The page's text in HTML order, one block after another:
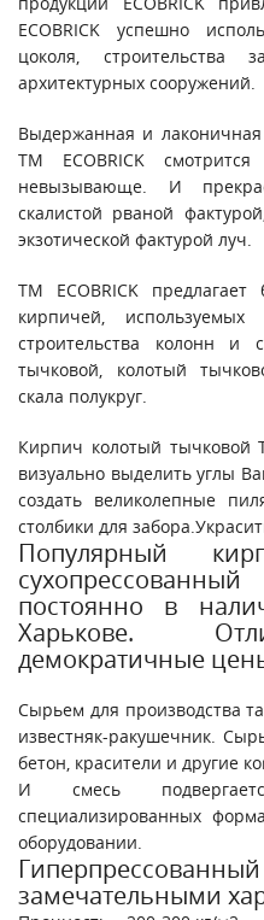
ECOBRICK успешно
цоколя, строительства
архитектурных сооружений.
Выдержанная и
ТМ ECOBRICK
невызывающе. И
скалистой рваной
экзотической фактурой луч.
ТМ ECOBRICK
кирпичей,
строительства колонн и
тычковой, колотый
скала полукруг.
Кирпич колотый тычковой
визуально выделить углы
создать великолепные
столбики для
Популярный
постоянно в
Харькове.
демократичные
Сырьем для производства
известняк-ракушечник.
бетон, красители и другие
И смесь
специализированных
оборудовании.
замечательными